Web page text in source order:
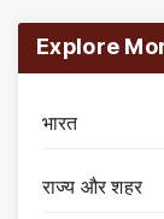
Explore
भारत
राज्य और शहर